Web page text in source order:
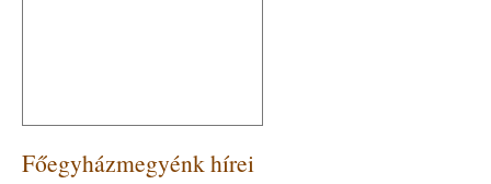
Főegyházmegyénk hírei